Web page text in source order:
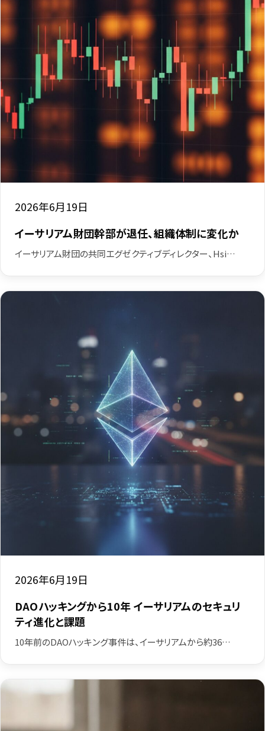
2026年6月19日
イーサリアム財団幹部が退任、組織体制に変化か
イーサリアム財団の共同エグゼクティブディレクター、Hsi…
2026年6月19日
DAOハッキングから10年 イーサリアムのセキュリ
ティ進化と課題
10年前のDAOハッキング事件は、イーサリアムから約36…